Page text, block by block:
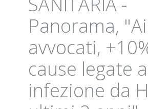
Panorama,
avvocati,
cause legate a
infezione da